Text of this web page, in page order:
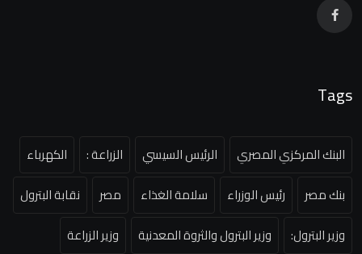
Tags
البنك المركزي المصري الرئيس السيسي الزراعة :
الكهرباء
بنك مصر
رئيس الوزراء سلامة الغذاء مصر
نقابة البترول
وزير البترول:
وزير البترول والثروة المعدنية
وزير الزراعة